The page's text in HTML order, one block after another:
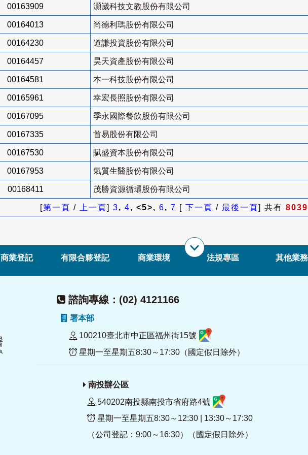
00163909 灝崴科技文教股份有限公司
00164013 尚德利瑪股份有限公司
00164230 道謙投資股份有限公司
00164457 昊天資產股份有限公司
00164581 本一科技股份有限公司
00165961 幸宏長照股份有限公司
00167095 季永國際餐飲股份有限公司
00167335 首易股份有限公司
00167530 賦盛資本股份有限公司
00167953 氣質生醫股份有限公司
00168411 茂勝資源循環股份有限公司
[第一頁 / 上一頁] 3, 4, <5>, 6, 7 [ 下一頁 / 最後一頁] 共有 8039
商業登記 有限合夥登記 商業環境 法規專區 其他業務
諮詢專線：(02) 4121166
署本部
100210臺北市中正區福州街15號
星期一至星期五8:30～17:30（國定假日除外）
南投辦公區
540202南投縣南投市省府路4號
星期一至星期五8:30～12:30 | 13:30～17:30
（公司登記：9:00～16:30）（國定假日除外）